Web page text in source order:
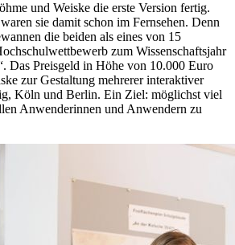
und Weiske die erste Version fertig.
sie damit schon im Fernsehen. Denn
die beiden als eines von 15
zum Wissenschaftsjahr
Das Preisgeld in Höhe von 10.000 Euro
zur Gestaltung mehrerer interaktiver
Köln und Berlin. Ein Ziel: möglichst viel
Anwenderinnen und Anwendern zu